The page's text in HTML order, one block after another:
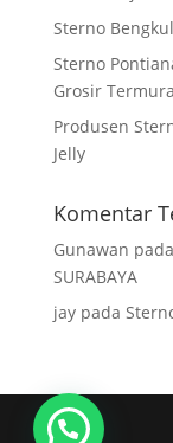
Sterno
Sterno
Grosir
Produsen
Jelly
Komentar
Gunawan pada
SURABAYA
jaypada